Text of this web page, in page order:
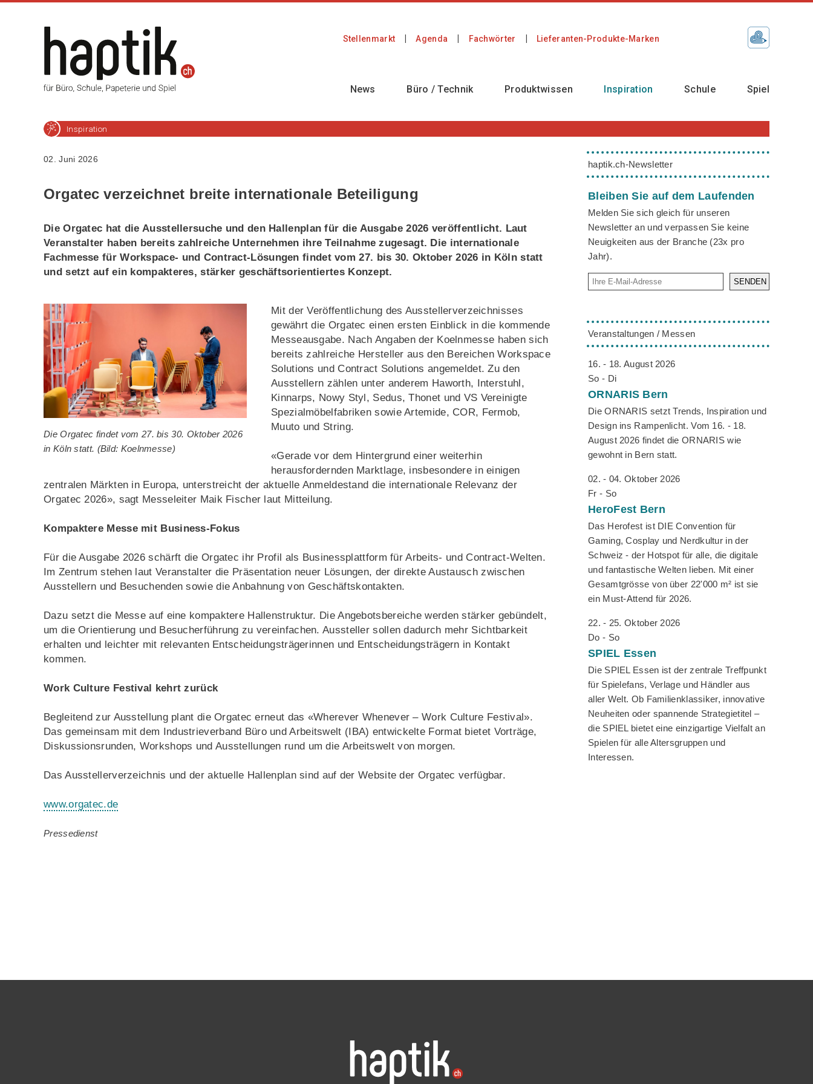
Stellenmarkt Agenda Fachwörter Lieferanten-Produkte-Marken
News Büro / Technik Produktwissen Inspiration Schule Spiel
Inspiration
02. Juni 2026
Orgatec verzeichnet breite internationale Beteiligung
Die Orgatec hat die Ausstellersuche und den Hallenplan für die Ausgabe 2026 veröffentlicht. Laut
Veranstalter haben bereits zahlreiche Unternehmen ihre Teilnahme zugesagt. Die internationale
Fachmesse für Workspace- und Contract-Lösungen findet vom 27. bis 30. Oktober 2026 in Köln statt
und setzt auf ein kompakteres, stärker geschäftsorientiertes Konzept.
Die Orgatec findet vom 27. bis 30. Oktober 2026
in Köln statt. (Bild: Koelnmesse)
Mit der Veröffentlichung des Ausstellerverzeichnisses
gewährt die Orgatec einen ersten Einblick in die kommende
Messeausgabe. Nach Angaben der Koelnmesse haben sich
bereits zahlreiche Hersteller aus den Bereichen Workspace
Solutions und Contract Solutions angemeldet. Zu den
Ausstellern zählen unter anderem Haworth, Interstuhl,
Kinnarps, Nowy Styl, Sedus, Thonet und VS Vereinigte
Spezialmöbelfabriken sowie Artemide, COR, Fermob,
Muuto und String.
«Gerade vor dem Hintergrund einer weiterhin
herausfordernden Marktlage, insbesondere in einigen
zentralen Märkten in Europa, unterstreicht der aktuelle Anmeldestand die internationale Relevanz der
Orgatec 2026», sagt Messeleiter Maik Fischer laut Mitteilung.
Kompaktere Messe mit Business-Fokus
Für die Ausgabe 2026 schärft die Orgatec ihr Profil als Businessplattform für Arbeits- und Contract-Welten.
Im Zentrum stehen laut Veranstalter die Präsentation neuer Lösungen, der direkte Austausch zwischen
Ausstellern und Besuchenden sowie die Anbahnung von Geschäftskontakten.
Dazu setzt die Messe auf eine kompaktere Hallenstruktur. Die Angebotsbereiche werden stärker gebündelt,
um die Orientierung und Besucherführung zu vereinfachen. Aussteller sollen dadurch mehr Sichtbarkeit
erhalten und leichter mit relevanten Entscheidungsträgerinnen und Entscheidungsträgern in Kontakt
kommen.
Work Culture Festival kehrt zurück
Begleitend zur Ausstellung plant die Orgatec erneut das «Wherever Whenever – Work Culture Festival».
Das gemeinsam mit dem Industrieverband Büro und Arbeitswelt (IBA) entwickelte Format bietet Vorträge,
Diskussionsrunden, Workshops und Ausstellungen rund um die Arbeitswelt von morgen.
Das Ausstellerverzeichnis und der aktuelle Hallenplan sind auf der Website der Orgatec verfügbar.
www.orgatec.de
Pressedienst
haptik.ch-Newsletter
Bleiben Sie auf dem Laufenden
Melden Sie sich gleich für unseren
Newsletter an und verpassen Sie keine
Neuigkeiten aus der Branche (23x pro
Jahr).
SENDEN
Veranstaltungen / Messen
16. - 18. August 2026
So - Di
ORNARIS Bern
Die ORNARIS setzt Trends, Inspiration und
Design ins Rampenlicht. Vom 16. - 18.
August 2026 findet die ORNARIS wie
gewohnt in Bern statt.
02. - 04. Oktober 2026
Fr - So
HeroFest Bern
Das Herofest ist DIE Convention für
Gaming, Cosplay und Nerdkultur in der
Schweiz - der Hotspot für alle, die digitale
und fantastische Welten lieben. Mit einer
Gesamtgrösse von über 22'000 m² ist sie
ein Must-Attend für 2026.
22. - 25. Oktober 2026
Do - So
SPIEL Essen
Die SPIEL Essen ist der zentrale Treffpunkt
für Spielefans, Verlage und Händler aus
aller Welt. Ob Familienklassiker, innovative
Neuheiten oder spannende Strategietitel –
die SPIEL bietet eine einzigartige Vielfalt an
Spielen für alle Altersgruppen und
Interessen.